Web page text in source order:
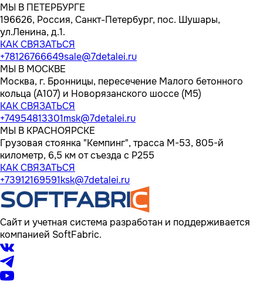
МЫ В ПЕТЕРБУРГЕ
196626, Россия, Санкт-Петербург, пос. Шушары,
ул.Ленина, д.1.
КАК СВЯЗАТЬСЯ
+78126766649sale@7detalei.ru
МЫ В МОСКВЕ
Москва, г. Бронницы, пересечение Малого бетонного
кольца (А107) и Новорязанского шоссе (М5)
КАК СВЯЗАТЬСЯ
+74954813301msk@7detalei.ru
МЫ В КРАСНОЯРСКЕ
Грузовая стоянка "Кемпинг", трасса M-53, 805-й
километр, 6,5 км от съезда с Р255
КАК СВЯЗАТЬСЯ
+73912169591ksk@7detalei.ru
Сайт и учетная система разработан и поддерживается
компанией SoftFabric.